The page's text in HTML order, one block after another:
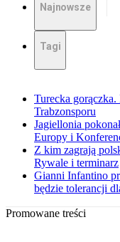
Najnowsze
Tagi
Turecka
Trabzonsporu
Jagiellonia
Europy i
Z kim zagrają
Rywale i terminarz
Gianni Infantino
będzie tolerancji
Promowane treści